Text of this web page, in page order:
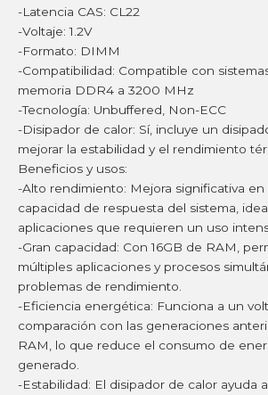
-Latencia CAS: CL22
-Voltaje: 1.2V
-Formato: DIMM
-Compatibilidad: Compatible con
memoria DDR4 a 3200 MHz
-Tecnología: Unbuffered, Non-ECC
-Disipador de calor: Sí, incluye un
mejorar la estabilidad y el rendimiento
Beneficios y usos:
-Alto rendimiento: Mejora significativa en
capacidad de respuesta del sistema,
aplicaciones que requieren un uso
-Gran capacidad: Con 16GB de RAM,
múltiples aplicaciones y procesos
problemas de rendimiento.
-Eficiencia energética: Funciona a un
comparación con las generaciones
RAM, lo que reduce el consumo de
generado.
-Estabilidad: El disipador de calor ayuda